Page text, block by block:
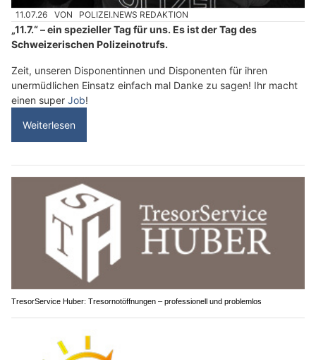
„11.7.“ – ein spezieller Tag für uns. Es ist der Tag des
Schweizerischen Polizeinotrufs.
Zeit, unseren Disponentinnen und Disponenten für ihren
einen superJob!
Weiterlesen
TresorService Huber: Tresornotöffnungen – professionell und problemlos